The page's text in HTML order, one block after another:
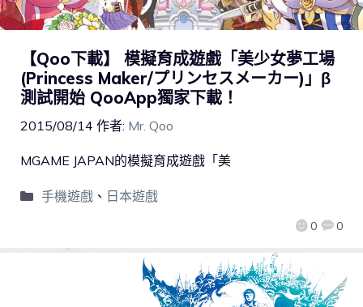
【Qoo下載】 模擬育成遊戲「美少女夢工場
(Princess Maker/プリンセスメーカー)」β
測試開始 QooApp獨家下載！
2015/08/14 作者: Mr. Qoo
0 0
MGAME JAPAN的模擬育成遊戲「美
手機遊戲、 日本遊戲